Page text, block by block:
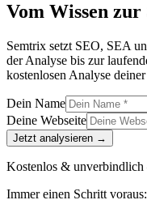
Vom Wissen
Semtrix setzt SEO, SEA
der Analyse bis zur
kostenlosen Analyse
Dein Name
Deine Webseite
Jetzt analysieren →
Kostenlos & unverbindlich
Immer einen Schritt voraus: